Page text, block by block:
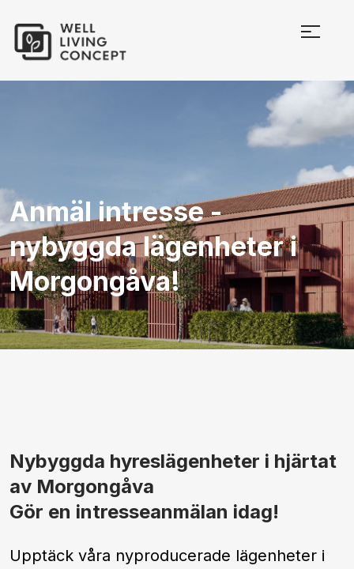
Anmäl intresse -
nybyggda lägenheter i
Morgongåva!
Nybyggda hyreslägenheter i hjärtat
av Morgongåva
Gör en intresseanmälan idag!
Upptäck våra nyproducerade lägenheter i